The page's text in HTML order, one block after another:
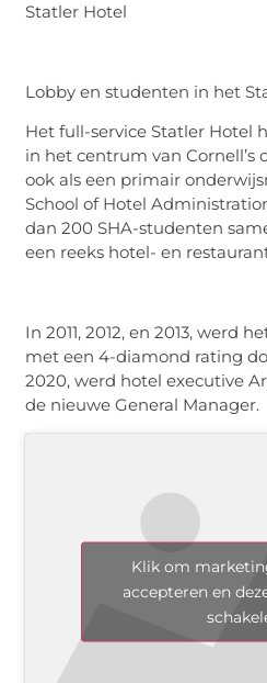
Statler Hotel
Lobby en studenten in het
Het full-service Statler Hotel
in het centrum van Cornell’s
ook als een primair
School of Hotel
dan 200 SHA-studenten
een reeks hotel- en
In 2011, 2012, en 2013, werd
met een 4-diamond rating
2020, werd hotel executive
de nieuwe General Manager.
Klik om
accepteren en